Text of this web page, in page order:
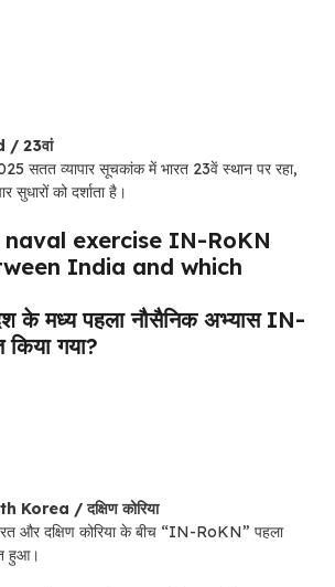
/ 23वां
सतत व्यापार सूचकांक में भारत 23वें स्थान पर रहा,
सुधारों को दर्शाता है।
exercise IN-RoKN
India and which
के मध्य पहला नौसैनिक अभ्यास IN-
गया?
/ दक्षिण कोरिया
और दक्षिण कोरिया के बीच “IN-RoKN” पहला
हुआ।